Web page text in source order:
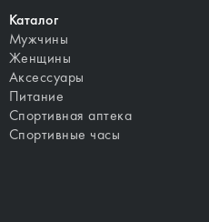
Каталог
Мужчины
Женщины
Аксессуары
Питание
Спортивная аптека
Спортивные часы